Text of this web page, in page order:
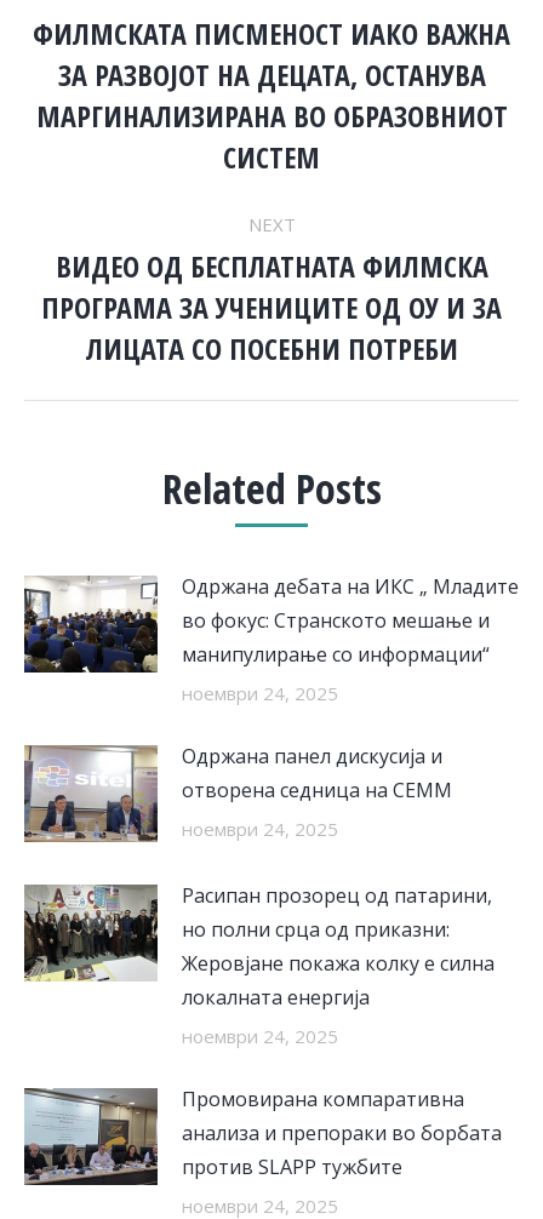
NAVIGATION
Previous
post:
ФИЛМСКАТА ПИСМЕНОСТ ИАКО ВАЖНА
ЗА РАЗВОЈОТ НА ДЕЦАТА, ОСТАНУВА
МАРГИНАЛИЗИРАНА ВО ОБРАЗОВНИОТ
СИСТЕМ
NEXT
Next
post:
ВИДЕО ОД БЕСПЛАТНАТА ФИЛМСКА
ПРОГРАМА ЗА УЧЕНИЦИТЕ ОД ОУ И ЗА
ЛИЦАТА СО ПОСЕБНИ ПОТРЕБИ
Related Posts
Одржана дебата на ИКС „ Младите
во фокус: Странското мешање и
манипулирање со информации“
ноември 24, 2025
Одржана панел дискусија и
отворена седница на СЕММ
ноември 24, 2025
Расипан прозорец од патарини,
но полни срца од приказни:
Жеровјане покажа колку е силна
локалната енергија
ноември 24, 2025
Промовирана компаративна
анализа и препораки во борбата
против SLAPP тужбите
ноември 24, 2025